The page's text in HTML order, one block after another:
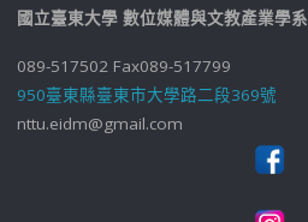
國立臺東大學 數位媒體與文教產業學系
089-517502 Fax089-517799
950臺東縣臺東市大學路二段369號
nttu.eidm@gmail.com